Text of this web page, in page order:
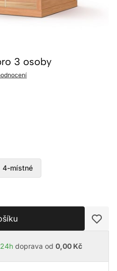
3 osoby
4-místné
doprava od 0,00 Kč